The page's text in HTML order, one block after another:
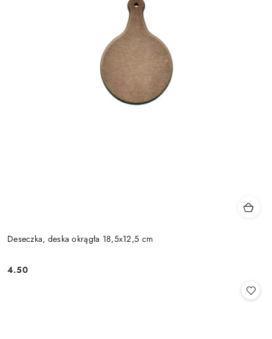
Deseczka, deska okrągła 18,5x12,5 cm
Cena:
4.50